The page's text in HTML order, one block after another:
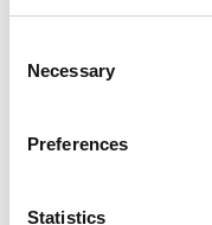
Selection
Necessary
Preferences
Statistics
sammanhang.
Vreeswijks band.
där han delat scen